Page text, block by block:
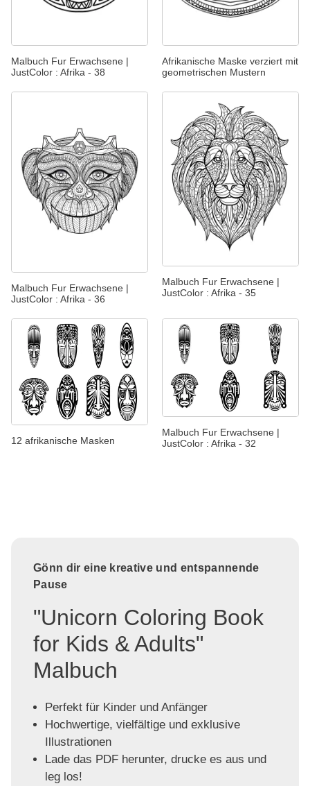
Malbuch Fur Erwachsene |
JustColor : Afrika - 38
Afrikanische Maske verziert mit
geometrischen Mustern
Malbuch Fur Erwachsene |
JustColor : Afrika - 36
Malbuch Fur Erwachsene |
JustColor : Afrika - 35
12 afrikanische Masken
Malbuch Fur Erwachsene |
JustColor : Afrika - 32
Gönn dir eine kreative und entspannende
Pause
"Unicorn Coloring Book
for Kids & Adults"
Malbuch
Perfekt für Kinder und Anfänger
Hochwertige, vielfältige und exklusive
Illustrationen
Lade das PDF herunter, drucke es aus und
leg los!